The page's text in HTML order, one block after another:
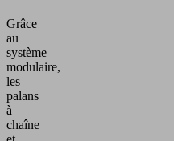
Grâce
au
système
modulaire,
les
palans
à
chaîne